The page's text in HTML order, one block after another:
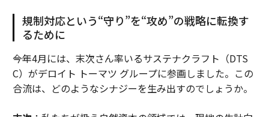
規制対応という“守り”を“攻め”の戦略に転換す
るために
――今年4月には、末次さん率いるサステナクラフト（DTS
C）がデロイト トーマツ グループに参画しました。この
合流は、どのようなシナジーを生み出すのでしょうか。